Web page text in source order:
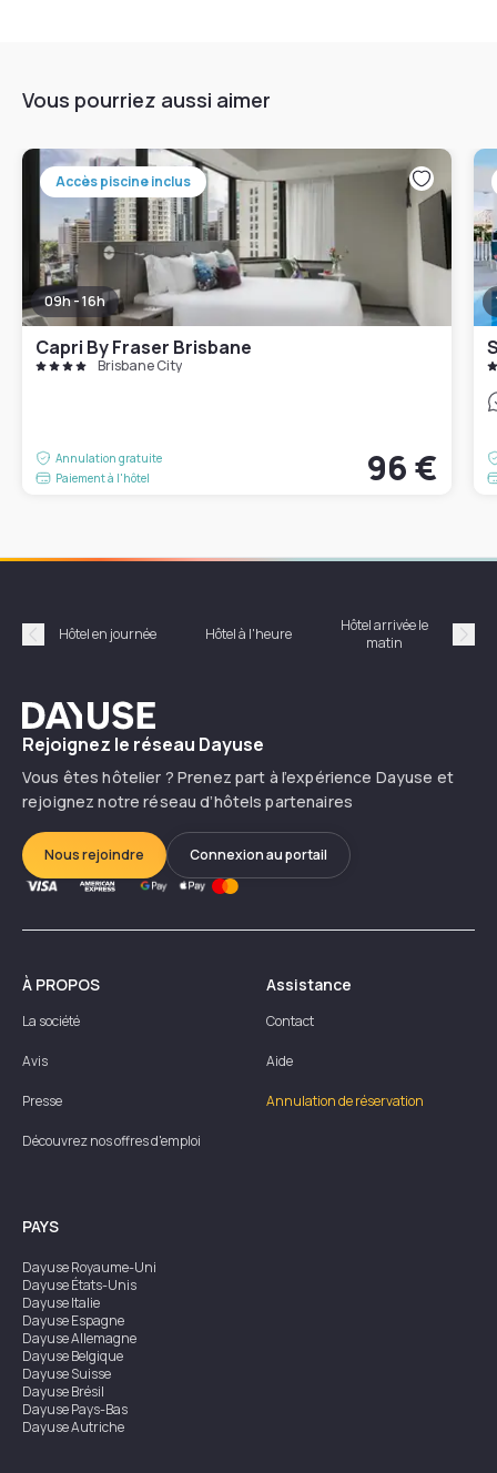
Vous pourriez aussi aimer
Accès piscine inclus
09h - 16h
Capri By Fraser Brisbane
Brisbane City
Annulation gratuite
Paiement à l'hôtel
96 €
Précédent
Hôtel en journée Hôtel à l'heure
Hôtel arrivée le
matin
Dayuse
Rejoignez le réseau Dayuse
Vous êtes hôtelier ? Prenez part à l’expérience Dayuse et
rejoignez notre réseau d’hôtels partenaires
Nous rejoindre Connexion au portail
À PROPOS
La société
Avis
Presse
Découvrez nos offres d'emploi
Assistance
Contact
Aide
Annulation de réservation
PAYS
DayuseRoyaume-Uni
DayuseÉtats-Unis
DayuseItalie
DayuseEspagne
DayuseAllemagne
DayuseBelgique
DayuseSuisse
DayuseBrésil
DayusePays-Bas
DayuseAutriche